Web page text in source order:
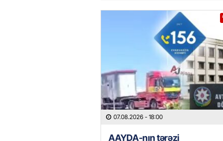
07.08.2026 - 18:00
AAYDA-nın tərəzi